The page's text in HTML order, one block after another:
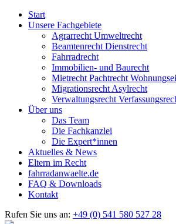
Start
Unsere Fachgebiete
Agrarrecht Umweltrecht
Beamtenrecht Dienstrecht
Fahrradrecht
Immobilien- und Baurecht
Mietrecht Pachtrecht
Migrationsrecht Asylrecht
Verwaltungsrecht
Über uns
Das Team
Die Fachkanzlei
Die Expert*innen
Aktuelles & News
Eltern im Recht
fahrradanwaelte.de
FAQ & Downloads
Kontakt
Rufen Sie uns an: +49 (0) 541 580 527 28